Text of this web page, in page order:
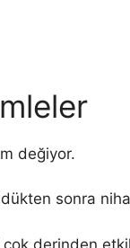
değiyor.
sonra
derinden